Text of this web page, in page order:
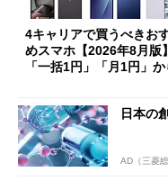
4キャリアで買うべきお
めスマホ【2026年8月版】
「一括1円」「月1円」
日本の
AD（三菱